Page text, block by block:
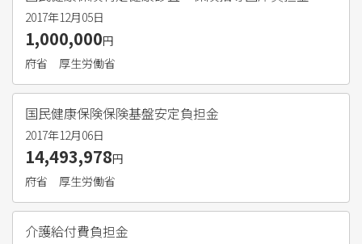
2017年12月05日
1,000,000円
府省
厚生労働省
国民健康保険保険基盤安定負担金
2017年12月06日
14,493,978円
府省
厚生労働省
介護給付費負担金